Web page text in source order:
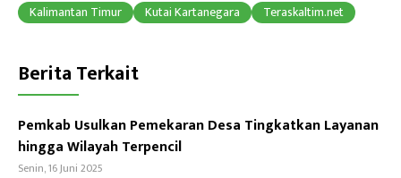
o
a
s
t
A
p
p
Kalimantan Timur Kutai Kartanegara Teraskaltim.net
Berita Terkait
Pemkab Usulkan Pemekaran Desa Tingkatkan Layanan
hingga Wilayah Terpencil
Senin, 16 Juni 2025